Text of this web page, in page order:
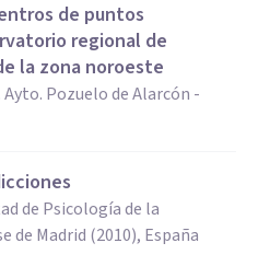
de puntos
regional de
la zona noroeste
Ayto. Pozuelo de Alarcón -
de Psicología de la
de Madrid (2010), España